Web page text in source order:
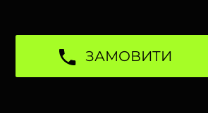
ЗАМОВИТИ